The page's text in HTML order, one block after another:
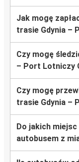
Jak mogę
trasie Gdynia –
Czy mogę
– Port Lotniczy
Czy mogę
trasie Gdynia –
Do jakich
autobusem z